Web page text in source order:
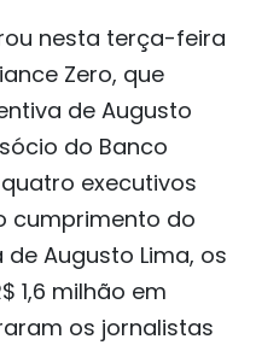
nesta terça-feira
Zero, que
de Augusto
do Banco
executivos
cumprimento do
Augusto Lima, os
1,6 milhão em
os jornalistas